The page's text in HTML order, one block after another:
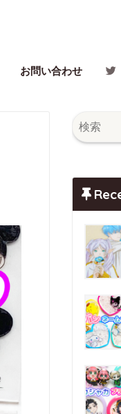
お問い合わせ